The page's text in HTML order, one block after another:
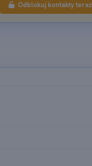
Odblokuj kontakty teraz